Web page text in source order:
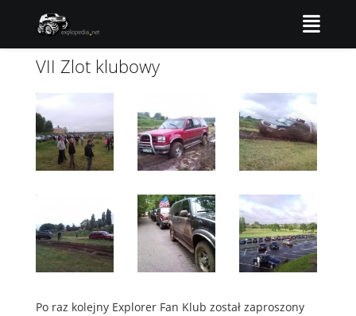
VII Zlot klubowy
Po raz kolejny Explorer Fan Klub został zaproszony